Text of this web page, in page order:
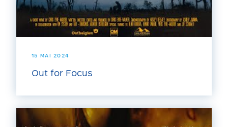
15 MAI 2024
Out for Focus